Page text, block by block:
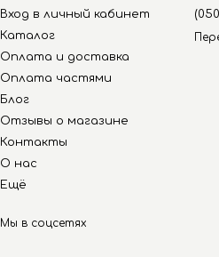
Вход в личный кабинет
Каталог
Оплата и доставка
Оплата частями
Блог
Отзывы о магазине
Контакты
О нас
Ещё
Мы в соцсетях